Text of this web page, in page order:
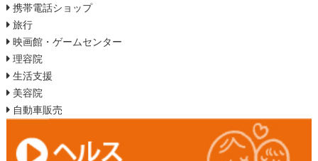
携帯電話ショップ
旅行
映画館・ゲームセンター
理容院
生活支援
美容院
自動車販売